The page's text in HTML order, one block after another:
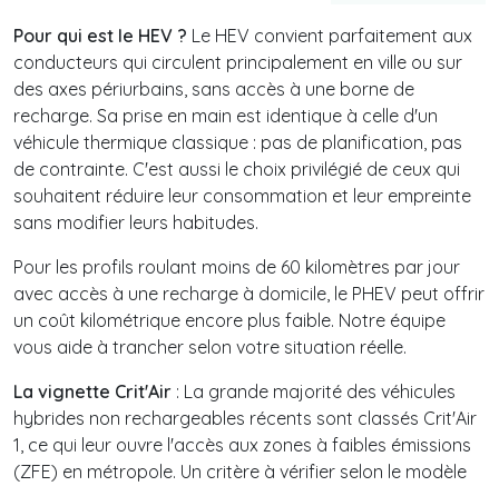
Pour qui est le HEV ? Le HEV convient parfaitement aux
conducteurs qui circulent principalement en ville ou sur
des axes périurbains, sans accès à une borne de
recharge. Sa prise en main est identique à celle d'un
véhicule thermique classique : pas de planification, pas
de contrainte. C'est aussi le choix privilégié de ceux qui
souhaitent réduire leur consommation et leur empreinte
sans modifier leurs habitudes.
Pour les profils roulant moins de 60 kilomètres par jour
avec accès à une recharge à domicile, le PHEV peut offrir
un coût kilométrique encore plus faible. Notre équipe
vous aide à trancher selon votre situation réelle.
La vignette Crit'Air : La grande majorité des véhicules
hybrides non rechargeables récents sont classés Crit'Air
1, ce qui leur ouvre l'accès aux zones à faibles émissions
(ZFE) en métropole. Un critère à vérifier selon le modèle